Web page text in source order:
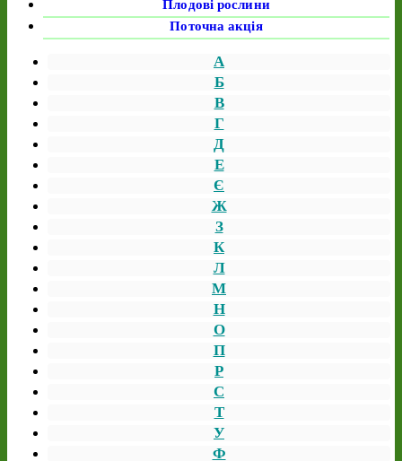
Плодові рослини
Поточна акція
А
Б
В
Г
Д
Е
Є
Ж
З
К
Л
М
Н
О
П
Р
С
Т
У
Ф